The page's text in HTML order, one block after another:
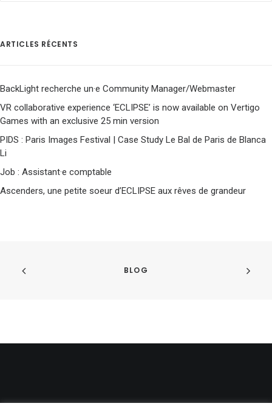
ARTICLES RÉCENTS
BackLight recherche un·e Community Manager/Webmaster
VR collaborative experience ‘ECLIPSE’ is now available on Vertigo
Games with an exclusive 25 min version
PIDS : Paris Images Festival | Case Study Le Bal de Paris de Blanca
Li
Job : Assistant·e comptable
Ascenders, une petite soeur d’ECLIPSE aux rêves de grandeur
BLOG